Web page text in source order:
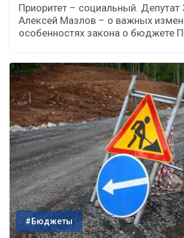
Приоритет – социальный. Депутат
Алексей Мазлов – о важных
особенностях закона о бюджете
#Бюджеты